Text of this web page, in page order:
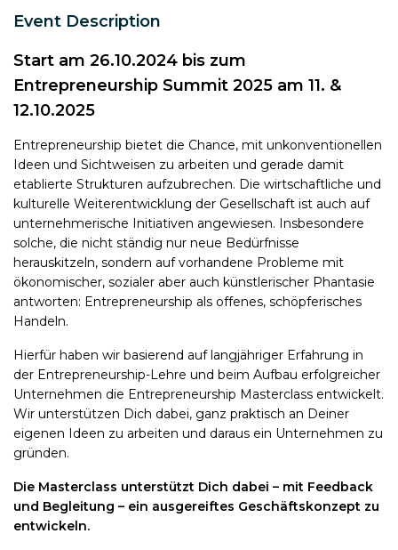
Event Description
Start am 26.10.2024 bis zum
Entrepreneurship Summit 2025 am 11. &
12.10.2025
Entrepreneurship bietet die Chance, mit unkonventionellen
Ideen und Sichtweisen zu arbeiten und gerade damit
etablierte Strukturen aufzubrechen. Die wirtschaftliche und
kulturelle Weiterentwicklung der Gesellschaft ist auch auf
unternehmerische Initiativen angewiesen. Insbesondere
solche, die nicht ständig nur neue Bedürfnisse
herauskitzeln, sondern auf vorhandene Probleme mit
ökonomischer, sozialer aber auch künstlerischer Phantasie
antworten: Entrepreneurship als offenes, schöpferisches
Handeln.
Hierfür haben wir basierend auf langjähriger Erfahrung in
der Entrepreneurship-Lehre und beim Aufbau erfolgreicher
Unternehmen die Entrepreneurship Masterclass entwickelt.
Wir unterstützen Dich dabei, ganz praktisch an Deiner
eigenen Ideen zu arbeiten und daraus ein Unternehmen zu
gründen.
Die Masterclass unterstützt Dich dabei – mit Feedback
und Begleitung – ein ausgereiftes Geschäftskonzept zu
entwickeln.